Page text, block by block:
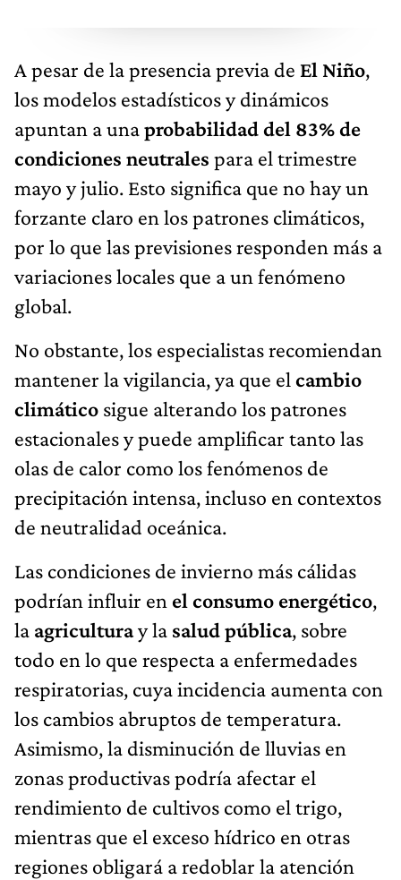
A pesar de la presencia previa de El Niño,
los modelos estadísticos y dinámicos
apuntan a unaprobabilidad del 83% de
condiciones neutrales para el trimestre
mayo y julio. Esto significa que no hay un
forzante claro en los patrones climáticos,
por lo que las previsiones responden más a
variaciones locales que a un fenómeno
global.
No obstante, los especialistas recomiendan
mantener la vigilancia, ya que el cambio
climático sigue alterando los patrones
estacionales y puede amplificar tanto las
olas de calor como los fenómenos de
precipitación intensa, incluso en contextos
de neutralidad oceánica.
Las condiciones de invierno más cálidas
podrían influir en el consumo energético,
la agriculturay la salud pública, sobre
todo en lo que respecta a enfermedades
respiratorias, cuya incidencia aumenta con
los cambios abruptos de temperatura.
Asimismo, la disminución de lluvias en
zonas productivas podría afectar el
rendimiento de cultivos como el trigo,
mientras que el exceso hídrico en otras
regiones obligará a redoblar la atención